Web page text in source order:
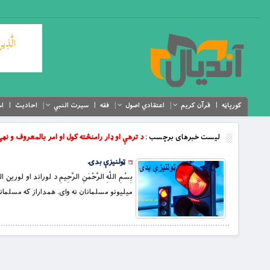
کورپاڼه قرآن کریم اعتقادي اصول فقه سیرت النبي احادیث
لیست خبرهای برچسب :د ترهې او ډار رامنځته کول او امر بالمعروف و
ټولنیزې بدۍ
بِسْمِ اللَّهِ الرَّحْمَنِ الرَّحِيمِ د لوراند او
ميليونو مسلمانان نه واى. همداراز که